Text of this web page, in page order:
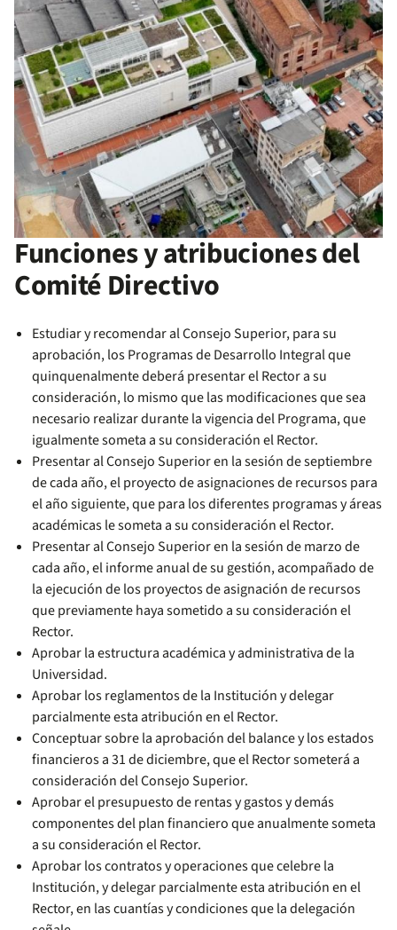
Funciones y atribuciones del
Comité Directivo
Estudiar y recomendar al Consejo Superior, para su
aprobación, los Programas de Desarrollo Integral que
quinquenalmente deberá presentar el Rector a su
consideración, lo mismo que las modificaciones que sea
necesario realizar durante la vigencia del Programa, que
igualmente someta a su consideración el Rector.
Presentar al Consejo Superior en la sesión de septiembre
de cada año, el proyecto de asignaciones de recursos para
el año siguiente, que para los diferentes programas y áreas
académicas le someta a su consideración el Rector.
Presentar al Consejo Superior en la sesión de marzo de
cada año, el informe anual de su gestión, acompañado de
la ejecución de los proyectos de asignación de recursos
que previamente haya sometido a su consideración el
Rector.
Aprobar la estructura académica y administrativa de la
Universidad.
Aprobar los reglamentos de la Institución y delegar
parcialmente esta atribución en el Rector.
Conceptuar sobre la aprobación del balance y los estados
financieros a 31 de diciembre, que el Rector someterá a
consideración del Consejo Superior.
Aprobar el presupuesto de rentas y gastos y demás
componentes del plan financiero que anualmente someta
a su consideración el Rector.
Aprobar los contratos y operaciones que celebre la
Institución, y delegar parcialmente esta atribución en el
Rector, en las cuantías y condiciones que la delegación